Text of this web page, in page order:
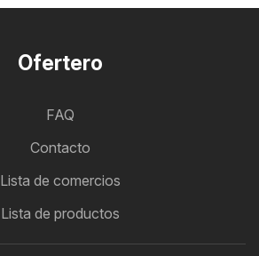
Ofertero
FAQ
Contacto
Lista de comercios
Lista de productos